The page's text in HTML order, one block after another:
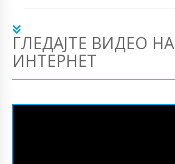
ГЛЕДАЈТЕ ВИДЕО НА
ИНТЕРНЕТ